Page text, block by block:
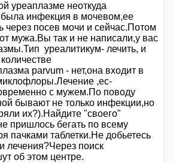
уреаплазме неоткуда
была инфекция в мочевом,ее
через посев мочи и сейчас.Потом
мужа.Вы так и не написали,у вас
уреалитикум- лечить, и
parvum - нет,она входит в
,ес-
с мужем.По поводу
бывают не только инфекции,но
их?).Найдите "своего"
пришлось бегать по всему
пачками таблетки.Не добьетесь
лечения?Через поиск
об этом центре.